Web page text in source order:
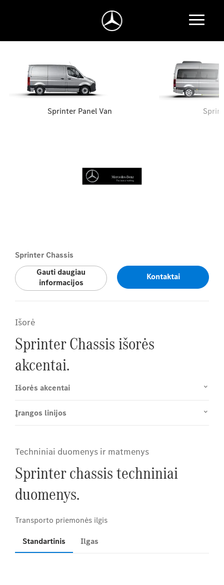
Sprinter Panel Van
Sprinter Chassis
Gauti daugiau
informacijos
Kontaktai
Išorė
Sprinter Chassis išorės
akcentai.
Išorės akcentai
Įrangos linijos
Techniniai duomenys ir matmenys
Sprinter chassis techniniai
duomenys.
Standartinis Ilgas